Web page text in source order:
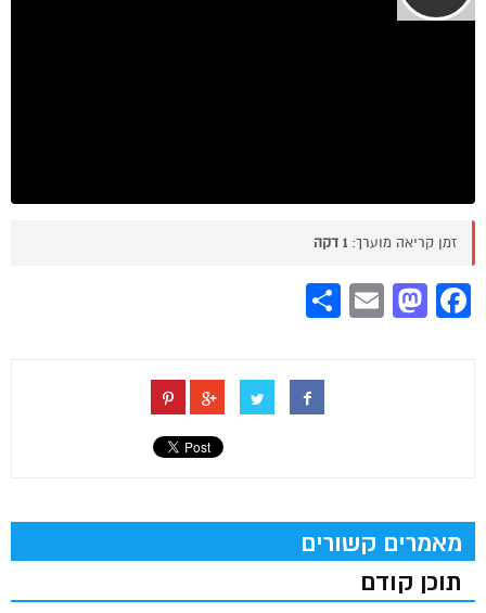
זמן קריאה מוערך: 1 דקה
Facebook
Mastodon
Email
מאמרים קשורים
תוכן קודם